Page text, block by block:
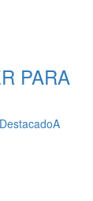
PARA
DestacadoA